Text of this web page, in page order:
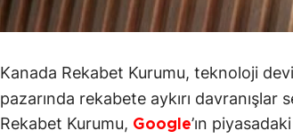
Kanada Rekabet Kurumu, teknoloji devi
pazarında rekabete aykırı
Rekabet Kurumu, Google’ın